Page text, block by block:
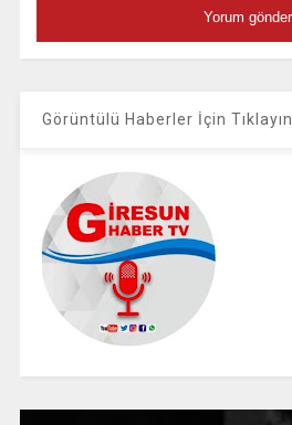
Görüntülü Haberler İçin Tıklayın